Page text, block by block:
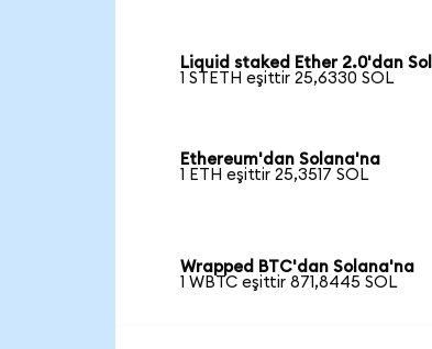
Liquid staked Ether 2.0'dan
1 STETH eşittir 25,6330 SOL
Ethereum'dan Solana'na
1 ETH eşittir 25,3517 SOL
Wrapped BTC'dan Solana'na
1 WBTC eşittir 871,8445 SOL